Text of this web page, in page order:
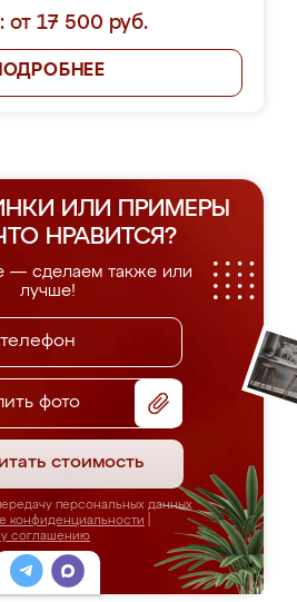
от 17 500 руб.
ИЛИ ПРИМЕРЫ
НРАВИТСЯ?
— сделаем также или
лучше!
фото
стоимость
персональных данных
конфиденциальности
соглашению